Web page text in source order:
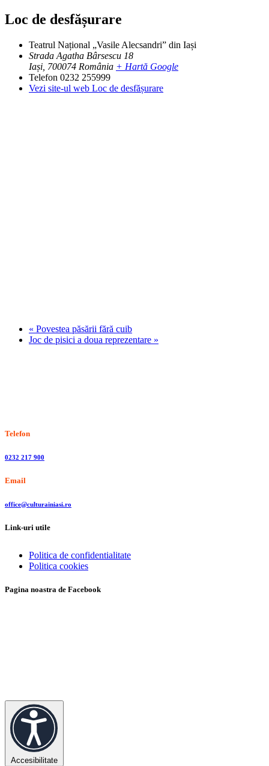
Loc de desfășurare
Teatrul Național „Vasile Alecsandri” din Iași
Strada Agatha Bârsescu 18
Iași 700074 România + Hartă Google
Telefon 0232 255999
Vezi site-ul web Loc de desfășurare
« Povestea păsării fără cuib
Joc de pisici a doua reprezentare »
Telefon
0232 217 900
Email
office@culturainiasi.ro
Link-uri utile
Politica de confidentialitate
Politica cookies
Pagina noastra de Facebook
Accesibilitate